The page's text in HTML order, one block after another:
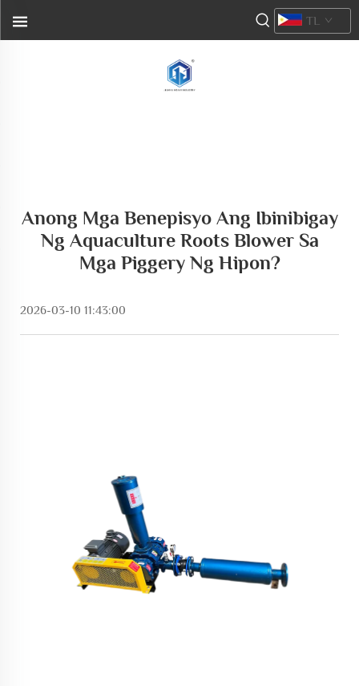
TL
Anong Mga Benepisyo Ang Ibinibigay
Ng Aquaculture Roots Blower Sa
Mga Piggery Ng Hipon?
2026-03-10 11:43:00